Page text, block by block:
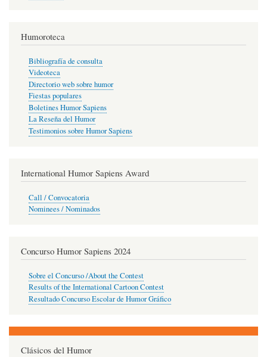
Humoroteca
Bibliografía de consulta
Videoteca
Directorio web sobre humor
Fiestas populares
Boletines Humor Sapiens
La Reseña del Humor
Testimonios sobre Humor Sapiens
International Humor Sapiens Award
Call / Convocatoria
Nominees / Nominados
Concurso Humor Sapiens 2024
Sobre el Concurso /About the Contest
Results of the International Cartoon Contest
Resultado Concurso Escolar de Humor Gráfico
Clásicos del Humor